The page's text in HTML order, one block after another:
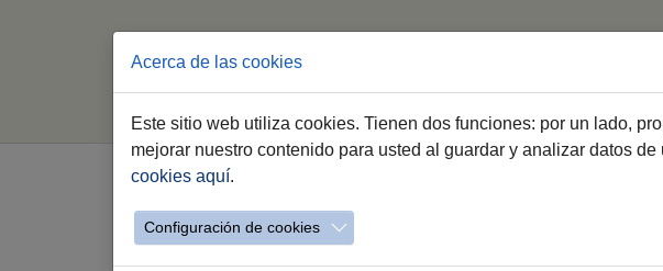
La Cabalgata de los Reyes
de Jerez
Acerca de las cookies
Este sitio web utiliza cookies. Tienen dos funciones: por un lado,
mejorar nuestro contenido para usted al guardar y analizar datos
cookies aquí.
Configuración de cookies